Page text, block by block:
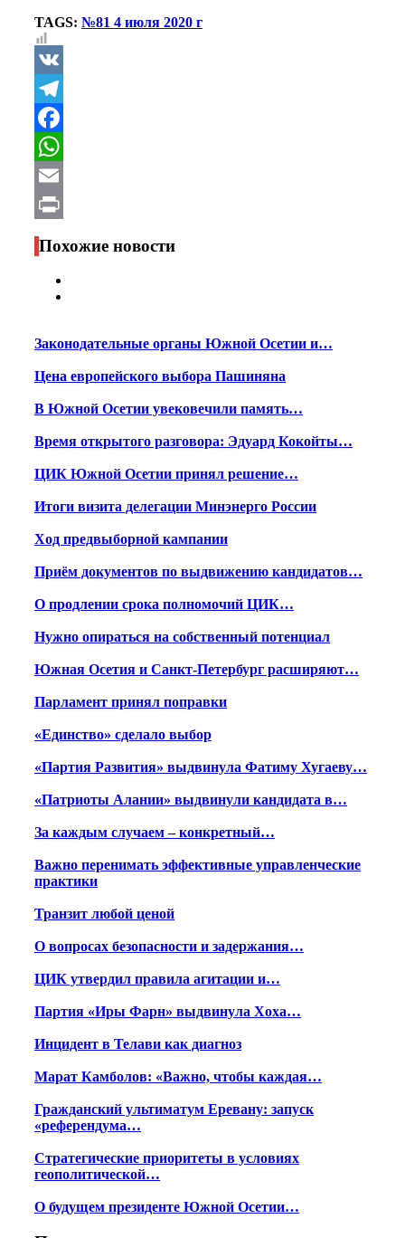
TAGS: №81 4 июля 2020 г
VK
Telegram
Facebook
WhatsApp
Email
Print
Похожие новости
Законодательные органы Южной Осетии и…
Цена европейского выбора Пашиняна
В Южной Осетии увековечили память…
Время открытого разговора: Эдуард Кокойты…
ЦИК Южной Осетии принял решение…
Итоги визита делегации Минэнерго России
Ход предвыборной кампании
Приём документов по выдвижению кандидатов…
О продлении срока полномочий ЦИК…
Нужно опираться на собственный потенциал
Южная Осетия и Санкт-Петербург расширяют…
Парламент принял поправки
«Единство» сделало выбор
«Партия Развития» выдвинула Фатиму Хугаеву…
«Патриоты Алании» выдвинули кандидата в…
За каждым случаем – конкретный…
Важно перенимать эффективные управленческие
практики
Транзит любой ценой
О вопросах безопасности и задержания…
ЦИК утвердил правила агитации и…
Партия «Иры Фарн» выдвинула Хоха…
Инцидент в Телави как диагноз
Марат Камболов: «Важно, чтобы каждая…
Гражданский ультиматум Еревану: запуск
«референдума…
Стратегические приоритеты в условиях
геополитической…
О будущем президенте Южной Осетии…